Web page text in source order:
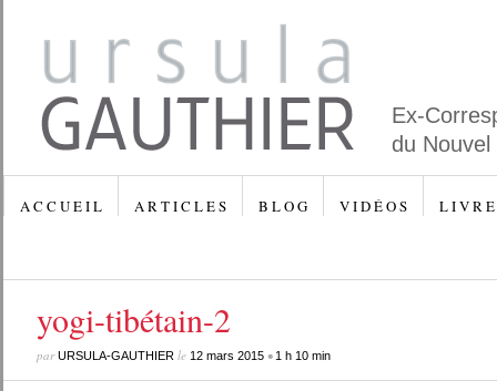
Ex-
du
A C C U E I L A R T I C L E S B L O G V I D É O S L I V R E
yogi-tibétain-2
parURSULA-GAUTHIERle 12 mars 2015• 1 h 10 min